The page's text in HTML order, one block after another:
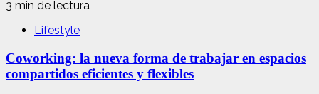
3 min de lectura
Lifestyle
Coworking: la nueva forma de trabajar en espacios
compartidos eficientes y flexibles